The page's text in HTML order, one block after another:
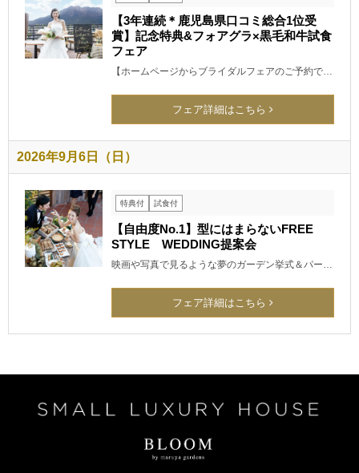
【3年連続＊鹿児島県口コミ総合1位受
賞】記念特典&フォアグラ×黒毛和牛試食
フェア
【ホームページからブライダルフェアのご予約で…
フェア詳細はこちら
2026年9月6日（日）
特典付 試食付
【自由度No.1】型にはまらないFREE
STYLE WEDDING提案会
映画や写真で見るような夢のガーデン挙式＆パー…
フェア詳細はこちら